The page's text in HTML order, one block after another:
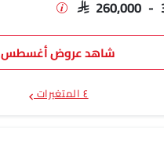
SAR 260,000 -
شاهد عروض أغسطس
٤ المتغيرات